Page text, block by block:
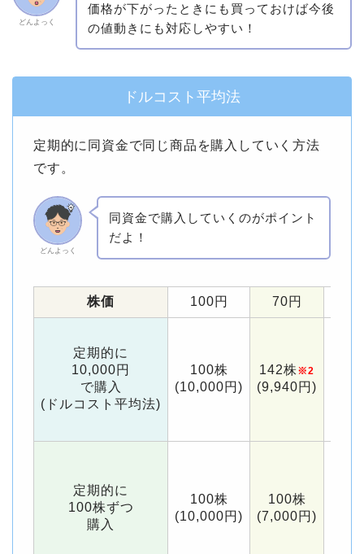
どんよっく
価格が下がったときにも買っておけば今後
の値動きにも対応しやすい！
ドルコスト平均法
定期的に同資金で同じ商品を購入していく方法
です。
どんよっく
同資金で購入していくのがポイント
だよ！
株価 100円 70円
定期的に
10,000円
で購入
(ドルコスト平均法)
100株
(10,000円)
142株※2
(9,940円)
定期的に
100株ずつ
購入
100株
(10,000円)
100株
(7,000円)